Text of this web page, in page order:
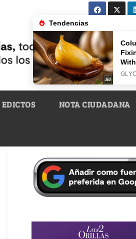
EDICTOS NOTA CIUDADANA